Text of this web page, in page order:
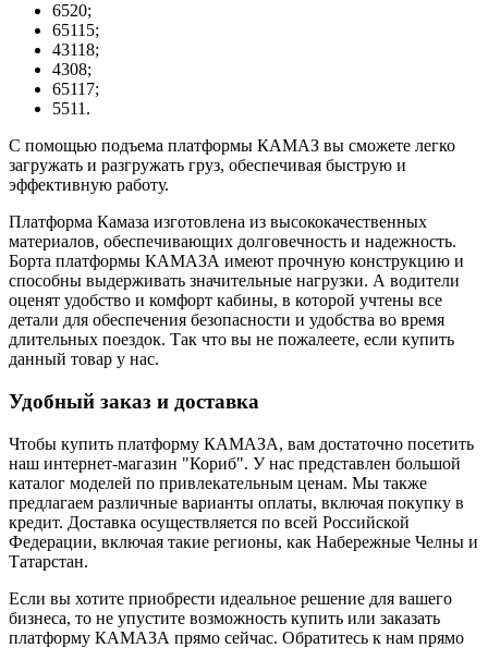
6520;
65115;
43118;
4308;
65117;
5511.
С помощью подъема платформы КАМАЗ вы сможете легко
загружать и разгружать груз, обеспечивая быструю и
эффективную работу.
Платформа Камаза изготовлена из высококачественных
материалов, обеспечивающих долговечность и надежность.
Борта платформы КАМАЗА имеют прочную конструкцию и
способны выдерживать значительные нагрузки. А водители
оценят удобство и комфорт кабины, в которой учтены все
детали для обеспечения безопасности и удобства во время
длительных поездок. Так что вы не пожалеете, если купить
данный товар у нас.
Удобный заказ и доставка
Чтобы купить платформу КАМАЗА, вам достаточно посетить
наш интернет-магазин "Кориб". У нас представлен большой
каталог моделей по привлекательным ценам. Мы также
предлагаем различные варианты оплаты, включая покупку в
кредит. Доставка осуществляется по всей Российской
Федерации, включая такие регионы, как Набережные Челны и
Татарстан.
Если вы хотите приобрести идеальное решение для вашего
бизнеса, то не упустите возможность купить или заказать
платформу КАМАЗА прямо сейчас. Обратитесь к нам прямо